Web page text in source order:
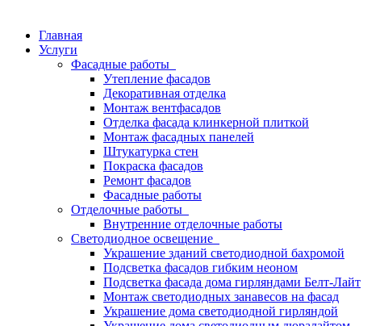
Главная
Услуги
Фасадные работы
Утепление фасадов
Декоративная отделка
Монтаж вентфасадов
Отделка фасада клинкерной плиткой
Монтаж фасадных панелей
Штукатурка стен
Покраска фасадов
Ремонт фасадов
Фасадные работы
Отделочные работы
Внутренние отделочные работы
Светодиодное освещение
Украшение зданий светодиодной бахромой
Подсветка фасадов гибким неоном
Подсветка фасада дома гирляндами Белт-Лайт
Монтаж светодиодных занавесов на фасад
Украшение дома светодиодной гирляндой